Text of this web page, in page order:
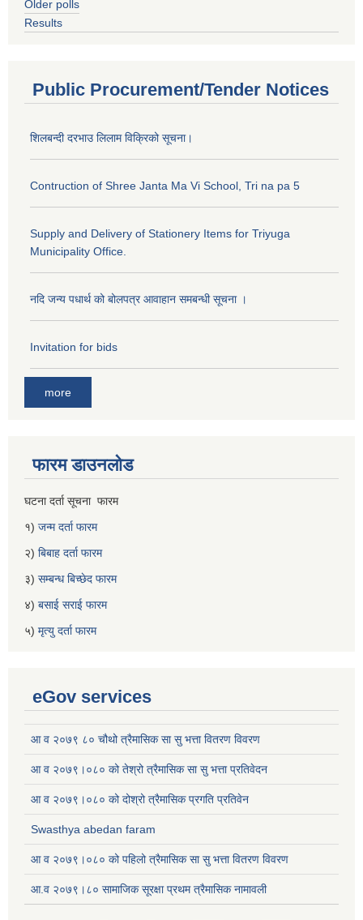
Older polls
Results
Public Procurement/Tender Notices
शिलबन्दी दरभाउ लिलाम विक्रिको सूचना।
Contruction of Shree Janta Ma Vi School, Tri na pa 5
Supply and Delivery of Stationery Items for Triyuga
Municipality Office.
नदि जन्य पधार्थ को बोलपत्र आवाहान समबन्धी सूचना ।
Invitation for bids
more
फारम डाउनलोड
घटना दर्ता सूचना फारम
१) जन्म दर्ता फारम
२) बिबाह दर्ता फारम
३) सम्बन्ध बिच्छेद फारम
४) बसाई सराई फारम
५) मृत्यु दर्ता फारम
eGov services
आ व २०७९ ८० चौथो त्रैमासिक सा सु भत्ता वितरण विवरण
आ व २०७९।०८० को तेश्रो त्रैमासिक सा सु भत्ता प्रतिवेदन
आ व २०७९।०८० को दोश्रो त्रैमासिक प्रगति प्रतिवेन
Swasthya abedan faram
आ व २०७९।०८० को पहिलो त्रैमासिक सा सु भत्ता वितरण विवरण
आ.व २०७९।८० सामाजिक सूरक्षा प्रथम त्रैमासिक नामावली